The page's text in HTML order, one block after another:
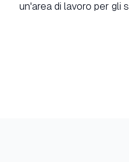
un'area di lavoro per gli